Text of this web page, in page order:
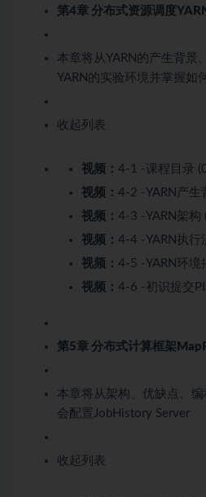
第4章 分布式资源调度
本章将从YARN的产生背景
YARN的实验环境并掌握如
收起列表
视频： 4-1 -课程目录
视频： 4-2 -YARN产生
视频： 4-3 -YARN架构
视频： 4-4 -YARN执行
视频： 4-5 -YARN环境
视频： 4-6 -初识提交PI
第5章 分布式计算框架
本章将从架构、优缺点、
会配置JobHistory Server
收起列表